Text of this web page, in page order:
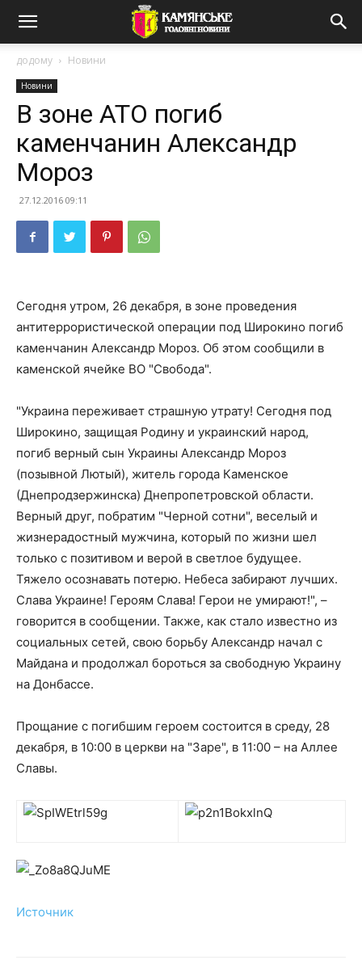
додому Новини
Новини
В зоне АТО погиб
каменчанин Александр
Мороз
27.12.2016 09:11
Сегодня утром, 26 декабря, в зоне проведения
антитеррористической операции под Широкино погиб
каменчанин Александр Мороз. Об этом сообщили в
каменской ячейке ВО "Свобода".
"Украина переживает страшную утрату! Сегодня под
Широкино, защищая Родину и украинский народ,
погиб верный сын Украины Александр Мороз
(позывной Лютый), житель города Каменское
(Днепродзержинска) Днепропетровской области.
Верный друг, побратим "Черной сотни", веселый и
жизнерадостный мужчина, который по жизни шел
только с позитивом и верой в светлое будущее.
Тяжело осознавать потерю. Небеса забирают лучших.
Слава Украине! Героям Слава! Герои не умирают!", –
говорится в сообщении. Также, как стало известно из
социальных сетей, свою борьбу Александр начал с
Майдана и продолжал бороться за свободную Украину
на Донбассе.
Прощание с погибшим героем состоится в среду, 28
декабря, в 10:00 в церкви на "Заре", в 11:00 – на Аллее
Славы.
Источник